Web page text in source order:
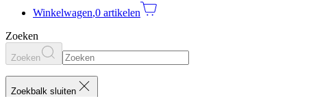
Winkelwagen,0 artikelen
Zoeken
Zoeken
Zoekbalk sluiten